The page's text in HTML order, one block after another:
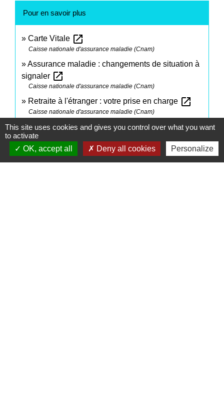
Pour en savoir plus
Carte Vitale open_in_new
Caisse nationale d'assurance maladie (Cnam)
Assurance maladie : changements de situation à
signaler open_in_new
Caisse nationale d'assurance maladie (Cnam)
Retraite à l'étranger : votre prise en charge open_in_new
Caisse nationale d'assurance maladie (Cnam)
Signaler une erreur sur cette page
This site uses cookies and gives you control over what you want
to activate
OK, accept all
Deny all cookies Personalize